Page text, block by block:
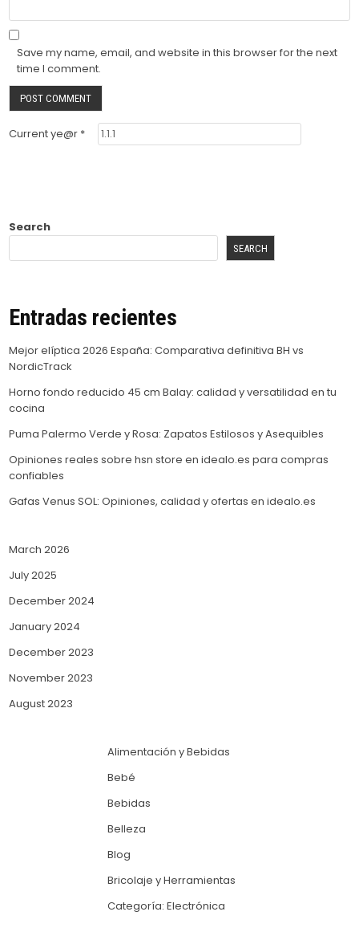
Save my name, email, and website in this browser for the next
time I comment.
Current ye@r *
Search
SEARCH
Entradas recientes
Mejor elíptica 2026 España: Comparativa definitiva BH vs
NordicTrack
Horno fondo reducido 45 cm Balay: calidad y versatilidad en tu
cocina
Puma Palermo Verde y Rosa: Zapatos Estilosos y Asequibles
Opiniones reales sobre hsn store en idealo.es para compras
confiables
Gafas Venus SOL: Opiniones, calidad y ofertas en idealo.es
March 2026
July 2025
December 2024
January 2024
December 2023
November 2023
August 2023
Alimentación y Bebidas
Bebé
Bebidas
Belleza
Blog
Bricolaje y Herramientas
Categoría: Electrónica